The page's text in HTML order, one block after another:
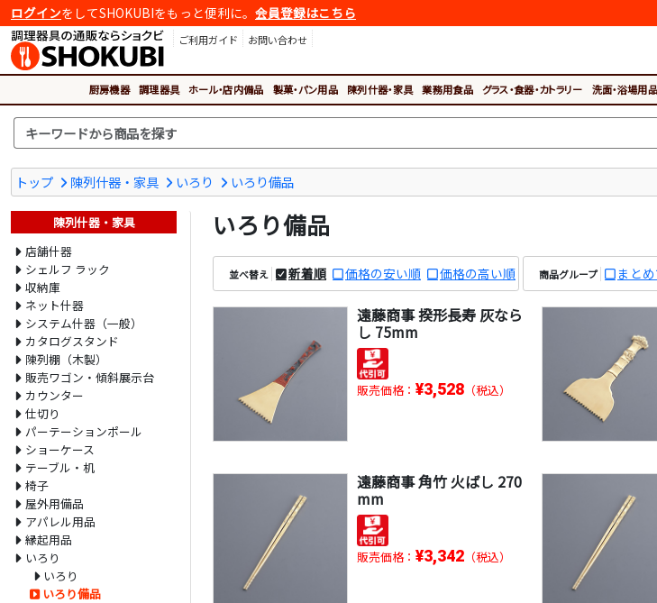
ログインをしてSHOKUBIをもっと便利に。 会員登録はこちら
ご利用ガイド
お問い合わせ
厨房機器 調理器具 ホール・店内備品 製菓・パン用品 陳列什器・家具 業務用食品 グラス・食器・カトラリー 洗面・浴場用品
トップ 陳列什器・家具 いろり いろり備品
いろり備品
並べ替え 新着順 価格の安い順 価格の高い順 商品グループ まと
遠藤商事 揆形長寿 灰なら
し 75mm
販売価格： ¥3,528 （税込）
遠藤商事 角竹 火ばし 270
mm
販売価格： ¥3,342 （税込）
陳列什器・家具
店舗什器
シェルフ ラック
収納庫
ネット什器
システム什器（一般）
カタログスタンド
陳列棚（木製）
販売ワゴン・傾斜展示台
カウンター
仕切り
パーテーションポール
ショーケース
テーブル・机
椅子
屋外用備品
アパレル用品
縁起用品
いろり
いろり
いろり備品